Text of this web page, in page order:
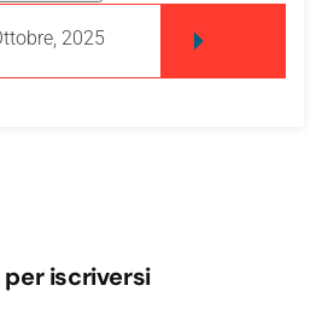
2025
per iscriversi